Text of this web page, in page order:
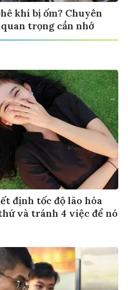
khi bị ốm? Chuyên
trọng cần nhớ
định tốc độ lão hóa
và tránh 4 việc để nó